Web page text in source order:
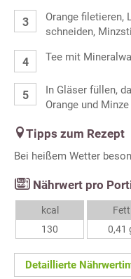
Orange filetieren,
schneiden,
Tee mit
In Gläser füllen,
Orange und
Tipps zum Rezept
Bei heißem Wetter
Nährwert pro
kcal
130
Fett
0,41
Detaillierte